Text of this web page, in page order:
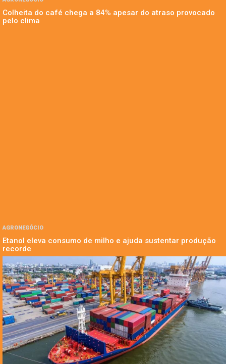
Colheita do café chega a 84% apesar do atraso provocado
pelo clima
AGRONEGÓCIO
Etanol eleva consumo de milho e ajuda sustentar produção
recorde